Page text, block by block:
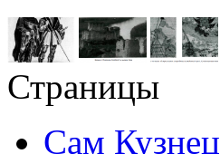
Страницы
Сам Кузнец